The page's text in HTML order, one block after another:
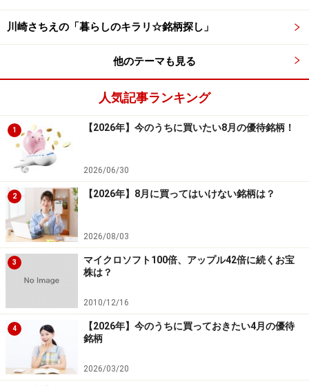
おすすめ優待銘柄その2：ながの東急百貨店
＜9829＞
【単元株数】100株
【最低購入金額】17万0700円（2019年12月2日時点）
【権利確定月】1月末、7月末
【優待内容】各店舗で使える10％割引券
100株……
50枚
200株……
300株…… 150枚
200枚
500株……
600株……
300枚
700株……
350枚
800株……
900株……450枚
川崎さちえの「暮らしのキラリ☆銘柄探し」
他のテーマも見る
人気記事ランキング
1 【2026年】今のうちに買いたい8月の優待銘柄！
2026/06/30
2 【2026年】8月に買ってはいけない銘柄は？
2026/08/03
3
マイクロソフト100倍、アップル42倍に続くお宝
株は？
2010/12/16
4
【2026年】今のうちに買っておきたい4月の優待
銘柄
2026/03/20